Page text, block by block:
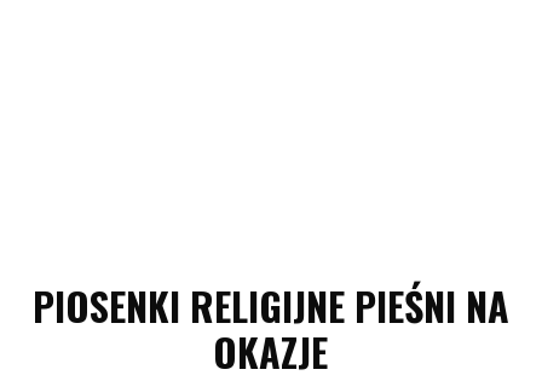
PIOSENKI RELIGIJNE PIEŚNI NA
OKAZJE